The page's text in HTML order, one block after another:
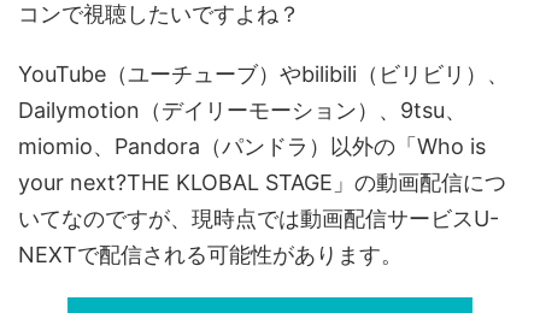
コンで視聴したいですよね？
YouTube（ユーチューブ）やbilibili（ビリビリ）、
Dailymotion（デイリーモーション）、9tsu、
miomio、Pandora（パンドラ）以外の「Who is
your next?THE KLOBAL STAGE」の動画配信につ
いてなのですが、現時点では動画配信サービスU-
NEXTで配信される可能性があります。